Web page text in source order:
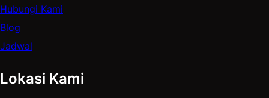
Hubungi Kami
Blog
Jadwal
Lokasi Kami